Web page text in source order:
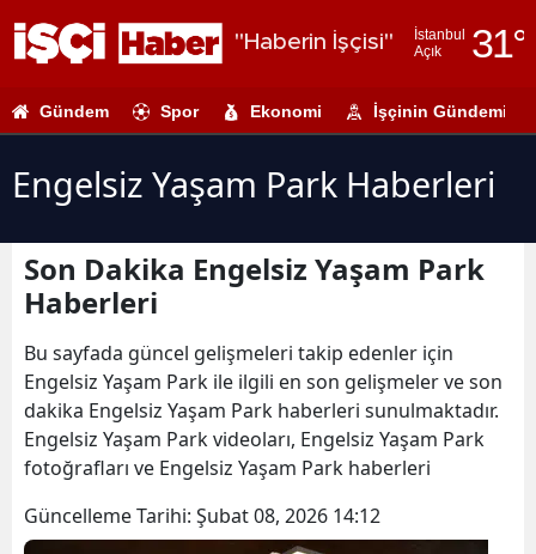
"Haberin İşçisi"
İstanbul
Açık
31°
Adıyaman
Amasya
Antalya
Artvin
Gündem Spor Ekonomi İşçinin Gündemi
Engelsiz Yaşam Park Haberleri
Son Dakika Engelsiz Yaşam Park
Haberleri
Bu sayfada güncel gelişmeleri takip edenler için
Engelsiz Yaşam Park ile ilgili en son gelişmeler ve son
dakika Engelsiz Yaşam Park haberleri sunulmaktadır.
Engelsiz Yaşam Park videoları, Engelsiz Yaşam Park
fotoğrafları ve Engelsiz Yaşam Park haberleri
Güncelleme Tarihi: Şubat 08, 2026 14:12